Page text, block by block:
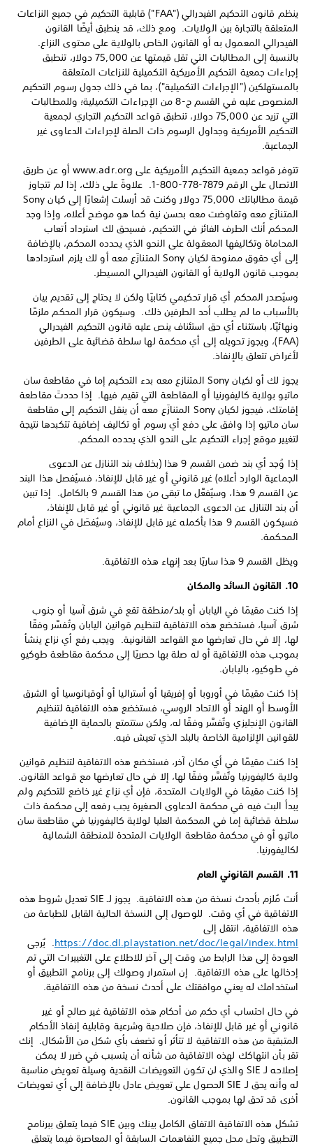
ينظم قانون التحكيم الفيدرالي ("FAA") قابلية التحكيم في جميع النزاعات
المتعلقة بالتجارة بين الولايات. ومع ذلك، قد ينطبق أيضًا القانون
الفيدرالي المعمول به أو القانون الخاص بالولاية على محتوى النزاع.
بالنسبة إلى المطالبات التي تقل قيمتها عن 75,000 دولار، تنطبق
إجراءات جمعية التحكيم الأمريكية التكميلية للنزاعات المتعلقة
بالمستهلكين ("الإجراءات التكميلية")، بما في ذلك جدول رسوم التحكيم
المنصوص عليه في القسم ج-8 من الإجراءات التكميلية؛ وللمطالبات
التي تزيد عن 75,000 دولار، تنطبق قواعد التحكيم التجاري لجمعية
التحكيم الأمريكية وجداول الرسوم ذات الصلة لإجراءات الدعاوى غير
الجماعية.
تتوفر قواعد جمعية التحكيم الأمريكية على www.adr.org أو عن طريق
الاتصال على الرقم ‎1-800-778-7879. علاوةً على ذلك، إذا لم تتجاوز
قيمة مطالباتك 75,000 دولار وكنت قد أرسلت إشعارًا إلى كيان Sony
المتنازَع معه وتفاوضت معه بحسن نية كما هو موضح أعلاه، وإذا وجد
المحكم أنك الطرف الفائز في التحكيم، فسيحق لك استرداد أتعاب
المحاماة وتكاليفها المعقولة على النحو الذي يحدده المحكم، بالإضافة
إلى أي حقوق ممنوحة لكيان Sony المتنازَع معه أو لك يلزم استردادها
بموجب قانون الولاية أو القانون الفيدرالي المسيطر.
وسيُصدر المحكم أي قرار تحكيمي كتابيًا ولكن لا يحتاج إلى تقديم بيان
بالأسباب ما لم يطلب أحد الطرفين ذلك. وسيكون قرار المحكم ملزمًا
ونهائيًا، باستثناء أي حق استئناف ينص عليه قانون التحكيم الفيدرالي
(FAA)، ويجوز تحويله إلى أي محكمة لها سلطة قضائية على الطرفين
لأغراض تتعلق بالإنفاذ.
يجوز لك أو لكيان Sony المتنازع معه بدء التحكيم إما في مقاطعة سان
ماتيو بولاية كاليفورنيا أو المقاطعة التي تقيم فيها. إذا حددتَ مقاطعة
إقامتك، فيجوز لكيان Sony المتنازَع معه أن ينقل التحكيم إلى مقاطعة
سان ماتيو إذا وافق على دفع أي رسوم أو تكاليف إضافية تتكبدها نتيجة
لتغيير موقع إجراء التحكيم على النحو الذي يحدده المحكم.
إذا وُجد أي بند ضمن القسم 9 هذا (بخلاف بند التنازل عن الدعوى
الجماعية الوارد أعلاه) غير قانوني أو غير قابل للإنفاذ، فسيُفصل هذا البند
عن القسم 9 هذا، وسيُفعَّل ما تبقى من هذا القسم 9 بالكامل. إذا تبين
أن بند التنازل عن الدعوى الجماعية غير قانوني أو غير قابل للإنفاذ،
فسيكون القسم 9 هذا بأكمله غير قابل للإنفاذ، وسيُفصَل في النزاع أمام
المحكمة.
ويظل القسم 9 هذا ساريًا بعد إنهاء هذه الاتفاقية.
10. القانون السائد والمكان
إذا كنت مقيمًا في اليابان أو بلد/منطقة تقع في شرق آسيا أو جنوب
شرق آسيا، فستخضع هذه الاتفاقية لتنظيم قوانين اليابان وتُفسَّر وفقًا
لها، إلا في حال تعارضها مع القواعد القانونية. ويجب رفع أي نزاع ينشأ
بموجب هذه الاتفاقية أو له صلة بها حصريًا إلى محكمة مقاطعة طوكيو
في طوكيو، باليابان.
إذا كنت مقيمًا في أوروبا أو إفريقيا أو أستراليا أو أوقيانوسيا أو الشرق
الأوسط أو الهند أو الاتحاد الروسي، فستخضع هذه الاتفاقية لتنظيم
القانون الإنجليزي وتُفسَّر وفقًا له، ولكن ستتمتع بالحماية الإضافية
للقوانين الإلزامية الخاصة بالبلد الذي تعيش فيه.
إذا كنت مقيمًا في أي مكان آخر، فستخضع هذه الاتفاقية لتنظيم قوانين
ولاية كاليفورنيا وتُفسَّر وفقًا لها، إلا في حال تعارضها مع قواعد القانون.
إذا كنت مقيمًا في الولايات المتحدة، فإن أي نزاع غير خاضع للتحكيم ولم
يبدأ البت فيه في محكمة الدعاوى الصغيرة يجب رفعه إلى محكمة ذات
سلطة قضائية إما في المحكمة العليا لولاية كاليفورنيا في مقاطعة سان
ماتيو أو في محكمة مقاطعة الولايات المتحدة للمنطقة الشمالية
لكاليفورنيا.
11. القسم القانوني العام
أنت مُلزم بأحدث نسخة من هذه الاتفاقية. يجوز لـ SIE تعديل شروط هذه
الاتفاقية في أي وقت. للوصول إلى النسخة الحالية القابل للطباعة من
هذه الاتفاقية، انتقل إلى
https://doc.dl.playstation.net/doc/legal/index.html. يُرجى
العودة إلى هذا الرابط من وقت إلى آخر للاطلاع على التغييرات التي تم
إدخالها على هذه الاتفاقية. إن استمرار وصولك إلى برنامج التطبيق أو
استخدامك له يعني موافقتك على أحدث نسخة من هذه الاتفاقية.
في حال احتساب أي حكم من أحكام هذه الاتفاقية غير صالح أو غير
قانوني أو غير قابل للإنفاذ، فإن صلاحية وشرعية وقابلية إنفاذ الأحكام
المتبقية من هذه الاتفاقية لا تتأثر أو تضعف بأي شكل من الأشكال. إنك
تقر بأن انتهاكك لهذه الاتفاقية من شأنه أن يتسبب في ضرر لا يمكن
إصلاحه لـ SIE والذي لن تكون التعويضات النقدية وسيلة تعويض مناسبة
له وأنه يحق لـ SIE الحصول على تعويض عادل بالإضافة إلى أي تعويضات
أخرى قد تحق لها بموجب القانون.
تشكل هذه الاتفاقية الاتفاق الكامل بينك وبين SIE فيما يتعلق ببرنامج
التطبيق وتحل محل جميع التفاهمات السابقة أو المعاصرة فيما يتعلق